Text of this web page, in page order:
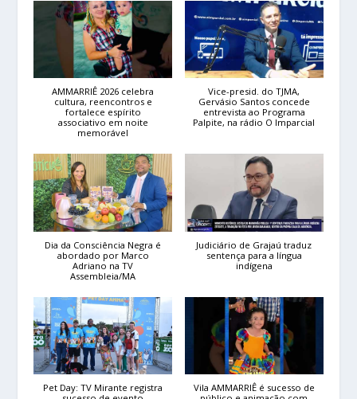
AMMARRIÊ 2026 celebra
cultura, reencontros e
fortalece espírito
associativo em noite
memorável
Vice-presid. do TJMA,
Gervásio Santos concede
entrevista ao Programa
Palpite, na rádio O Imparcial
Dia da Consciência Negra é
abordado por Marco
Adriano na TV
Assembleia/MA
Judiciário de Grajaú traduz
sentença para a língua
indígena
Pet Day: TV Mirante registra
Vila AMMARRIÊ é sucesso de